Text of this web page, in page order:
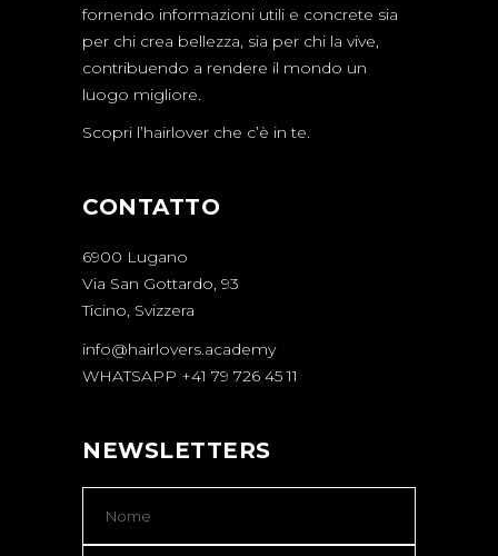
fornendo informazioni utili e concrete sia
per chi crea bellezza, sia per chi la vive,
contribuendo a rendere il mondo un
luogo migliore.
Scopri l’hairlover che c’è in te.
CONTATTO
6900 Lugano
Via San Gottardo, 93
Ticino, Svizzera
info@hairlovers.academy
WHATSAPP +41 79 726 45 11
NEWSLETTERS